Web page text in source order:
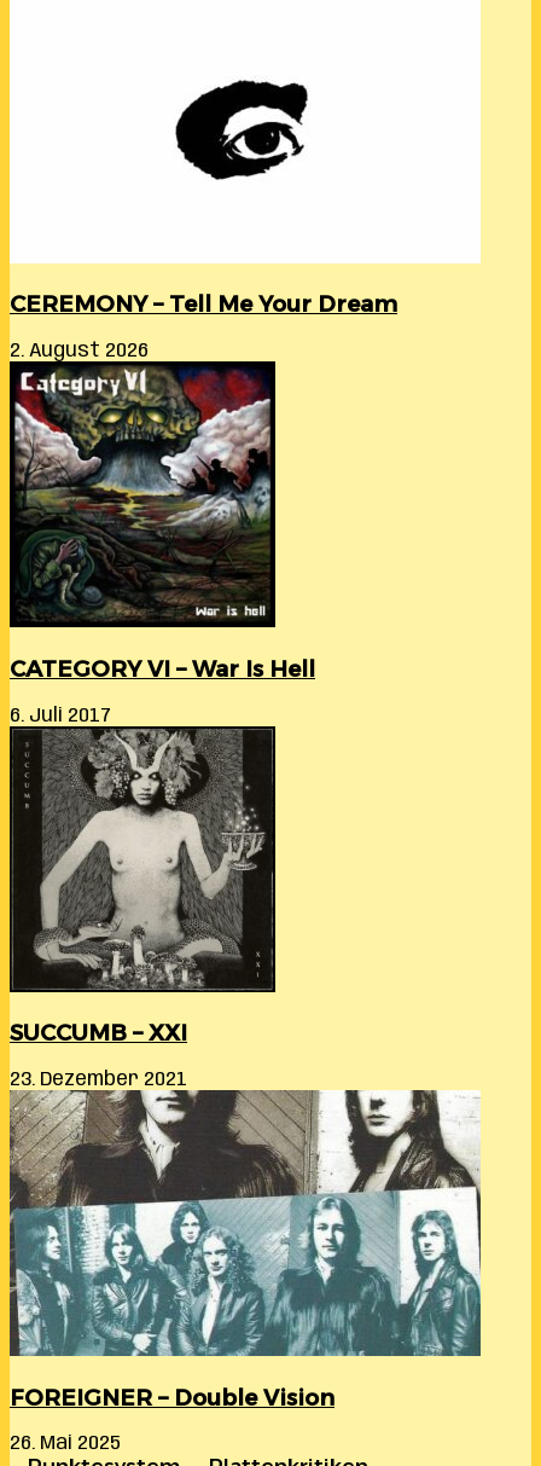
CEREMONY – Tell Me Your Dream
2. August 2026
CATEGORY VI – War Is Hell
6. Juli 2017
SUCCUMB – XXI
23. Dezember 2021
FOREIGNER – Double Vision
26. Mai 2025